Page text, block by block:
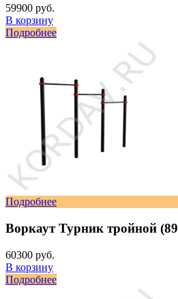
59900 руб.
В корзину
Подробнее
Подробнее
Воркаут Турник тройной
60300 руб.
В корзину
Подробнее